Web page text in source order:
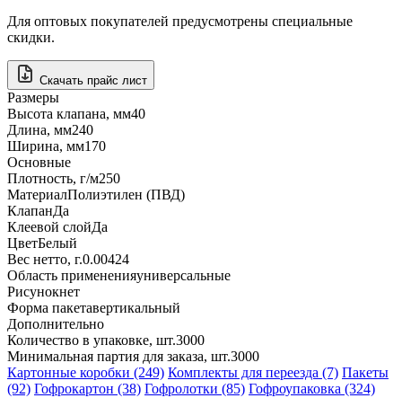
Для оптовых покупателей предусмотрены специальные
скидки.
Скачать прайс лист
Размеры
Высота клапана, мм40
Длина, мм240
Ширина, мм170
Основные
Плотность, г/м250
МатериалПолиэтилен (ПВД)
КлапанДа
Клеевой слойДа
ЦветБелый
Вес нетто, г.0.00424
Область примененияуниверсальные
Рисунокнет
Форма пакетавертикальный
Дополнительно
Количество в упаковке, шт.3000
Минимальная партия для заказа, шт.3000
Картонные коробки (249) Комплекты для переезда (7) Пакеты
(92) Гофрокартон (38) Гофролотки (85) Гофроупаковка (324)